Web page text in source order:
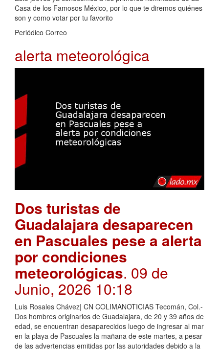
Casa de los Famosos México, por lo que te diremos quiénes
son y como votar por tu favorito
Periódico Correo
alerta meteorológica
Dos turistas de
Guadalajara desaparecen
en Pascuales pese a alerta
por condiciones
meteorológicas. 09 de
Junio, 2026 10:18
Luis Rosales Chávez| CN COLIMANOTICIAS Tecomán, Col.-
Dos hombres originarios de Guadalajara, de 20 y 39 años de
edad, se encuentran desaparecidos luego de ingresar al mar
en la playa de Pascuales la mañana de este martes, a pesar
de las advertencias emitidas por las autoridades debido a la